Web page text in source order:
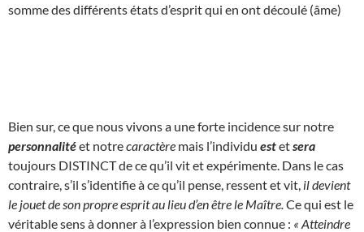
somme des différents états d’esprit qui en ont découlé (âme)
Bien sur, ce que nous vivons a une forte incidence sur notre
personnalitéet notrecaractère mais l’individu estetsera
toujours DISTINCT de ce qu’il vit et expérimente. Dans le cas
contraire, s’il s’identifie à ce qu’il pense, ressent et vit, il devient
le jouet de son propre esprit au lieu d’en être le Maître. Ce qui est le
véritable sens à donner à l’expression bien connue : « Atteindre